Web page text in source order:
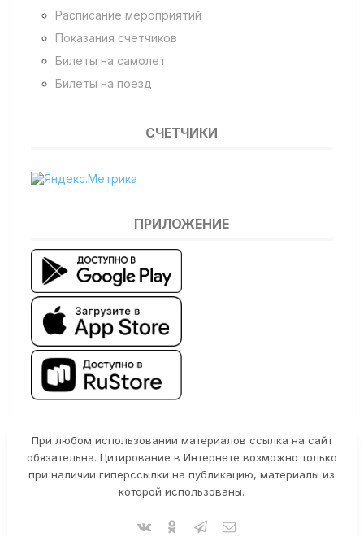
Расписание мероприятий
Показания счетчиков
Билеты на самолет
Билеты на поезд
СЧЕТЧИКИ
ПРИЛОЖЕНИЕ
При любом использовании материалов ссылка на сайт
обязательна. Цитирование в Интернете возможно только
при наличии гиперссылки на публикацию, материалы из
которой использованы.